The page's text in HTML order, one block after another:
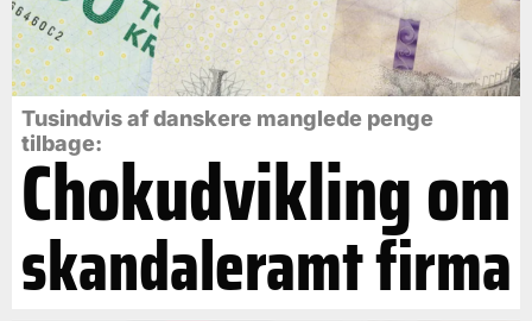
Tusindvis af danskere manglede penge
tilbage:
Chokudvikling om
skandaleramt firma